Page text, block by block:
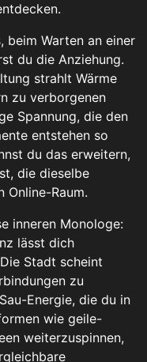
beim Warten an einer
du die Anziehung.
strahlt Wärme
zu verborgenen
Spannung, die den
entstehen so
du das erweitern,
die dieselbe
Online-Raum.
inneren Monologe:
lässt dich
Stadt scheint
zu
Energie, die du in
wie geile-
weiterzuspinnen,